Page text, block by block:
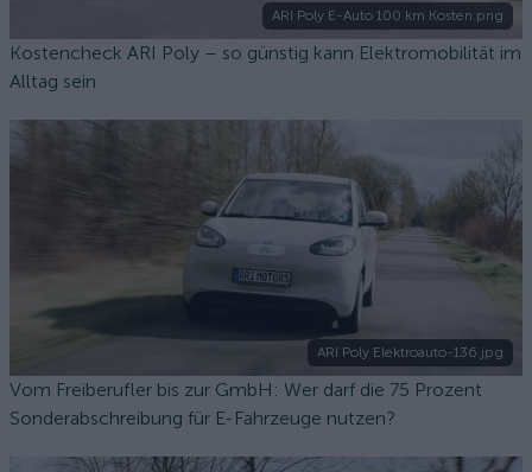
ARI Poly E-Auto 100 km Kosten.png
Kostencheck ARI Poly – so günstig kann Elektromobilität im
Alltag sein
ARI Poly Elektroauto-136.jpg
Vom Freiberufler bis zur GmbH: Wer darf die 75 Prozent
Sonderabschreibung für E-Fahrzeuge nutzen?